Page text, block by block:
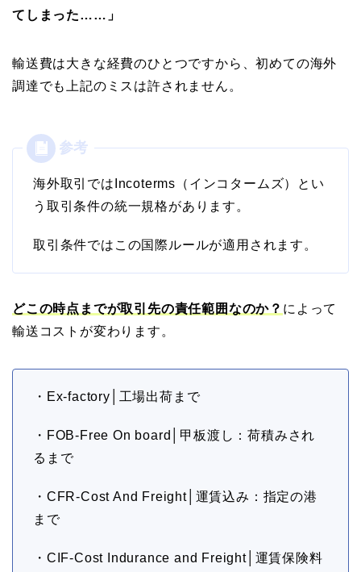
てしまった……」
輸送費は大きな経費のひとつですから、初めての海外
調達でも上記のミスは許されません。
海外取引ではIncoterms（インコタームズ）とい
う取引条件の統一規格があります。
取引条件ではこの国際ルールが適用されます。
どこの時点までが取引先の責任範囲なのか？ によって
輸送コストが変わります。
・Ex-factory│工場出荷まで
・FOB-Free On board│甲板渡し：荷積みされ
るまで
・CFR-Cost And Freight│運賃込み：指定の港
まで
・CIF-Cost Indurance and Freight│運賃保険料